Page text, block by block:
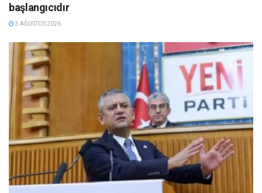
başlangıcıdır
5 AĞUSTOS 2026